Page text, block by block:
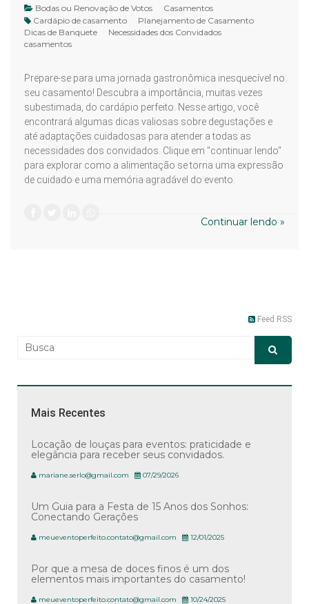
Bodas ou Renovação de Votos
Casamentos
Cardápio de casamento
Planejamento de Casamento
Dicas de Banquete
Necessidades dos Convidados
casamentos
Prepare-se para uma jornada gastronômica inesquecível no
seu casamento! Descubra a importância, muitas vezes
subestimada, do cardápio perfeito. Nesse artigo, você
encontrará algumas dicas valiosas sobre degustações e
até adaptações cuidadosas para atender a todas as
necessidades dos convidados. Clique em "continuar lendo"
para explorar como a alimentação se torna uma expressão
de cuidado e uma memória agradável do evento.
Continuar lendo »
Feed RSS
Mais Recentes
Locação de louças para eventos: praticidade e
elegância para receber seus convidados.
mariane.serlo@gmail.com 07/29/2026
Um Guia para a Festa de 15 Anos dos Sonhos:
Conectando Gerações
meueventoperfeito.contato@gmail.com 12/01/2025
Por que a mesa de doces finos é um dos
elementos mais importantes do casamento!
meueventoperfeito.contato@gmail.com 10/24/2025